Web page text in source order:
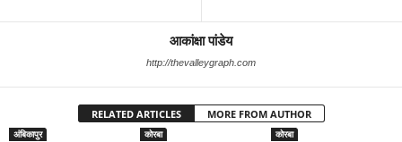
आकांक्षा पांडेय
http://thevalleygraph.com
RELATED ARTICLES MORE FROM AUTHOR
अंबिकापुर कोरबा कोरबा